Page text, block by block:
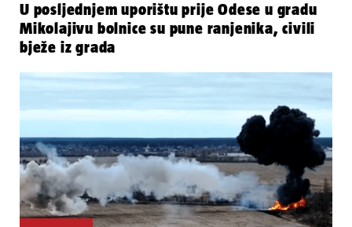
U posljednjem uporištu prije Odese u gradu
Mikolajivu bolnice su pune ranjenika, civili
bježe iz grada